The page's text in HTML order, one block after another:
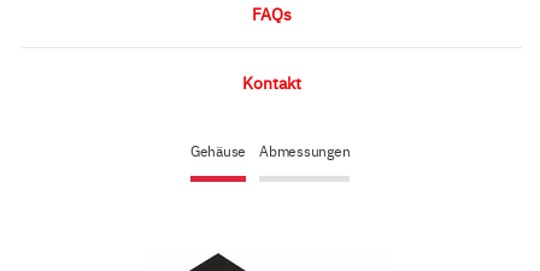
Gehäuse Abmessungen
FAQs
Kontakt